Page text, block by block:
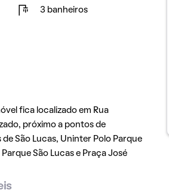
3 banheiros
fica localizado em Rua
próximo a pontos de
São Lucas, Uninter Polo Parque
Parque São Lucas e Praça José